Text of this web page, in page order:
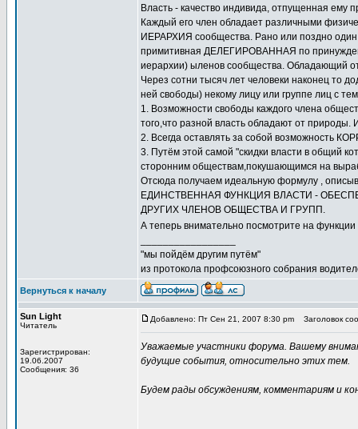
Власть - качество индивида, отпущенная ему
Каждый его член обладает различными
ИЕРАРХИЯ сообщества. Рано или поздно один
примитивная ДЕЛЕГИРОВАННАЯ по
иерархии) ыленов сообщества. Обладающий
Через сотни тысяч лет человеки наконец то
ней свободы) некому лицу или группе лиц с
1. Возможности свободы каждого члена
того,что разной власть обладают от
2. Всегда оставлять за собой возможность
3. Путём этой самой "скидки власти в общий
сторонним обществам,покушающимся на
Отсюда получаем идеальную формулу ,
ЕДИНСТВЕННАЯ ФУНКЦИЯ ВЛАСТИ -
ДРУГИХ ЧЛЕНОВ ОБЩЕСТВА И ГРУПП.
А теперь внимательно посмотрите на
"мы пойдём другим путём"
из протокола профсоюзного собрания
Вернуться к началу
Sun Light
Читатель
Зарегистрирован:
19.06.2007
Сообщения: 36
Добавлено: Пт Сен 21, 2007 8:30 pm Заголовок
Уважаемые участники форума. Вашему
будущие события, относительно этих тем.
Будем рады обсуждениям, комментариям и